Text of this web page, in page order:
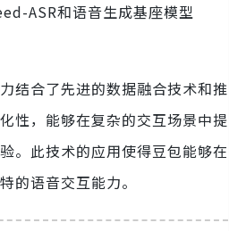
ASR和语音生成基座模型
结合了先进的数据融合技术和推
性，能够在复杂的交互场景中提
。此技术的应用使得豆包能够在
的语音交互能力。